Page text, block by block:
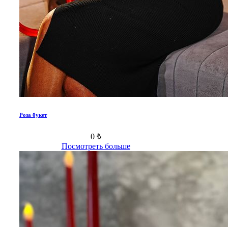
Роза букет
0 ₺
Посмотреть больше